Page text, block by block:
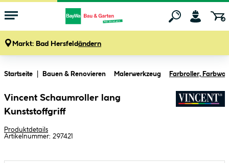
Markt: Bad Hersfeldändern
Startseite Bauen & Renovieren Malerwerkzeug Farbroller,
Vincent Schaumroller lang
Kunststoffgriff
Produktdetails
Artikelnummer: 297421